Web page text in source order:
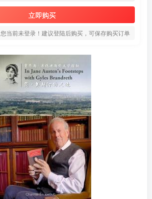
立即购买
您当前未登录！建议登陆后购买，可保存购买订单